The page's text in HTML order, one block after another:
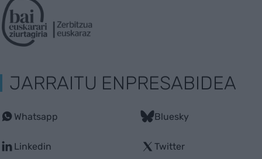
JARRAITU ENPRESABIDEA
Whatsapp
Linkedin
Bluesky
Twitter